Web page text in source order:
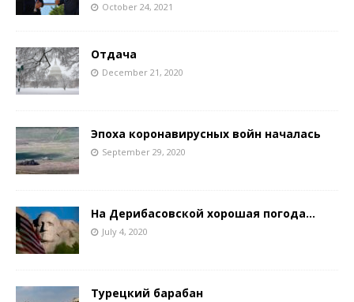
October 24, 2021
Отдача
December 21, 2020
Эпоха коронавирусных войн началась
September 29, 2020
На Дерибасовской хорошая погода…
July 4, 2020
Турецкий барабан